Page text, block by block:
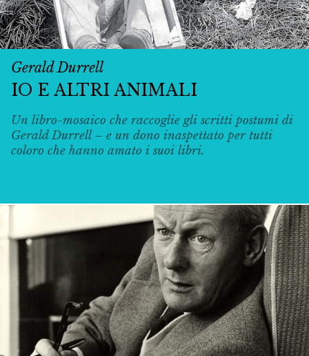
Gerald Durrell
IO E ALTRI ANIMALI
Un libro-mosaico che raccoglie gli scritti postumi di
Gerald Durrell – e un dono inaspettato per tutti
coloro che hanno amato i suoi libri.